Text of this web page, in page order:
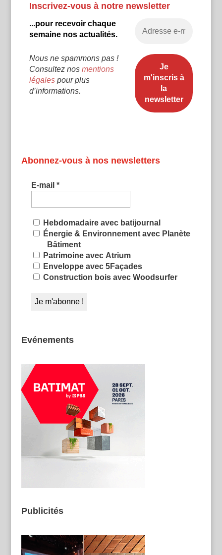
Inscrivez-vous à notre newsletter
...pour recevoir chaque
semaine nos actualités.
Nous ne spammons pas !
Consultez nos mentions
légalespour plus
d’informations.
Abonnez-vous à nos newsletters
E-mail *
Hebdomadaire avec batijournal
Énergie & Environnement avec Planète
Bâtiment
Patrimoine avec Atrium
Enveloppe avec 5Façades
Construction bois avec Woodsurfer
Evénements
Publicités